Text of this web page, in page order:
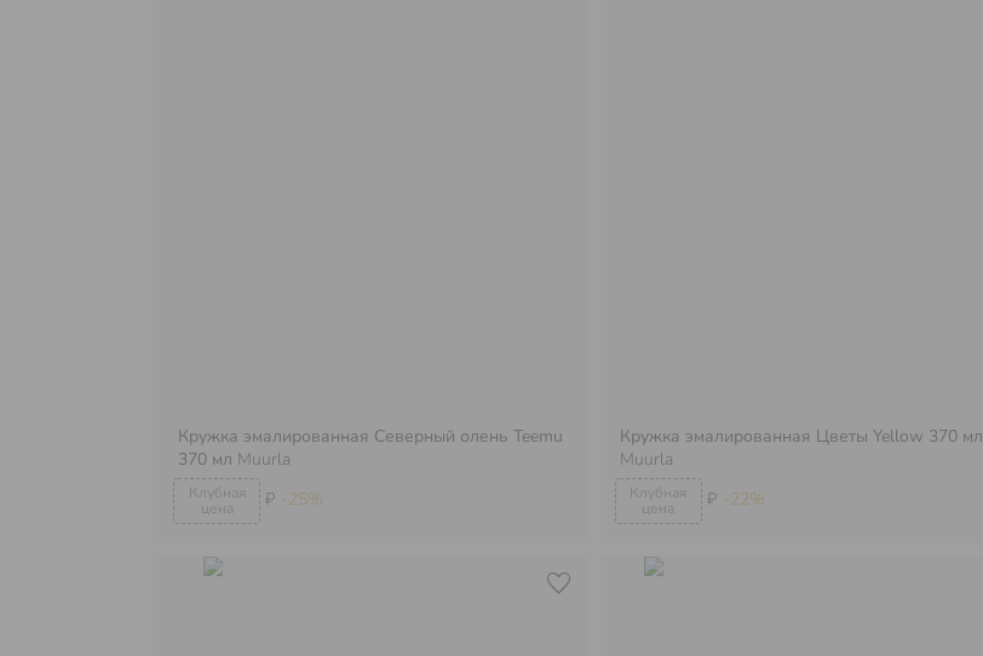
₽ -25%
Кружка эмалированная Северный олень Teemu
370 мл Muurla
₽ -22%
Кружка эмалированная Цветы Yellow 370 мл
Muurla